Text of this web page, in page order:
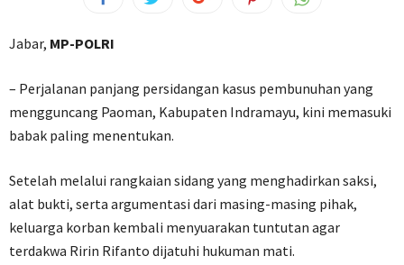
Jabar, MP-POLRI
– Perjalanan panjang persidangan kasus pembunuhan yang
mengguncang Paoman, Kabupaten Indramayu, kini memasuki
babak paling menentukan.
Setelah melalui rangkaian sidang yang menghadirkan saksi,
alat bukti, serta argumentasi dari masing-masing pihak,
keluarga korban kembali menyuarakan tuntutan agar
terdakwa Ririn Rifanto dijatuhi hukuman mati.